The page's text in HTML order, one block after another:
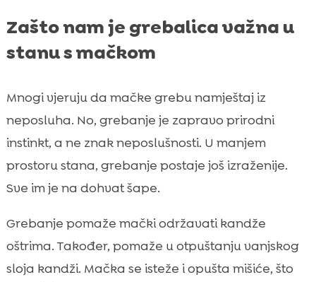
Zašto nam je grebalica važna u
stanu s mačkom
Mnogi vjeruju da mačke grebu namještaj iz
neposluha. No, grebanje je zapravo prirodni
instinkt, a ne znak neposlušnosti. U manjem
prostoru stana, grebanje postaje još izraženije.
Sve im je na dohvat šape.
Grebanje pomaže mački održavati kandže
oštrima. Također, pomaže u otpuštanju vanjskog
sloja kandži. Mačka se isteže i opušta mišiće, što